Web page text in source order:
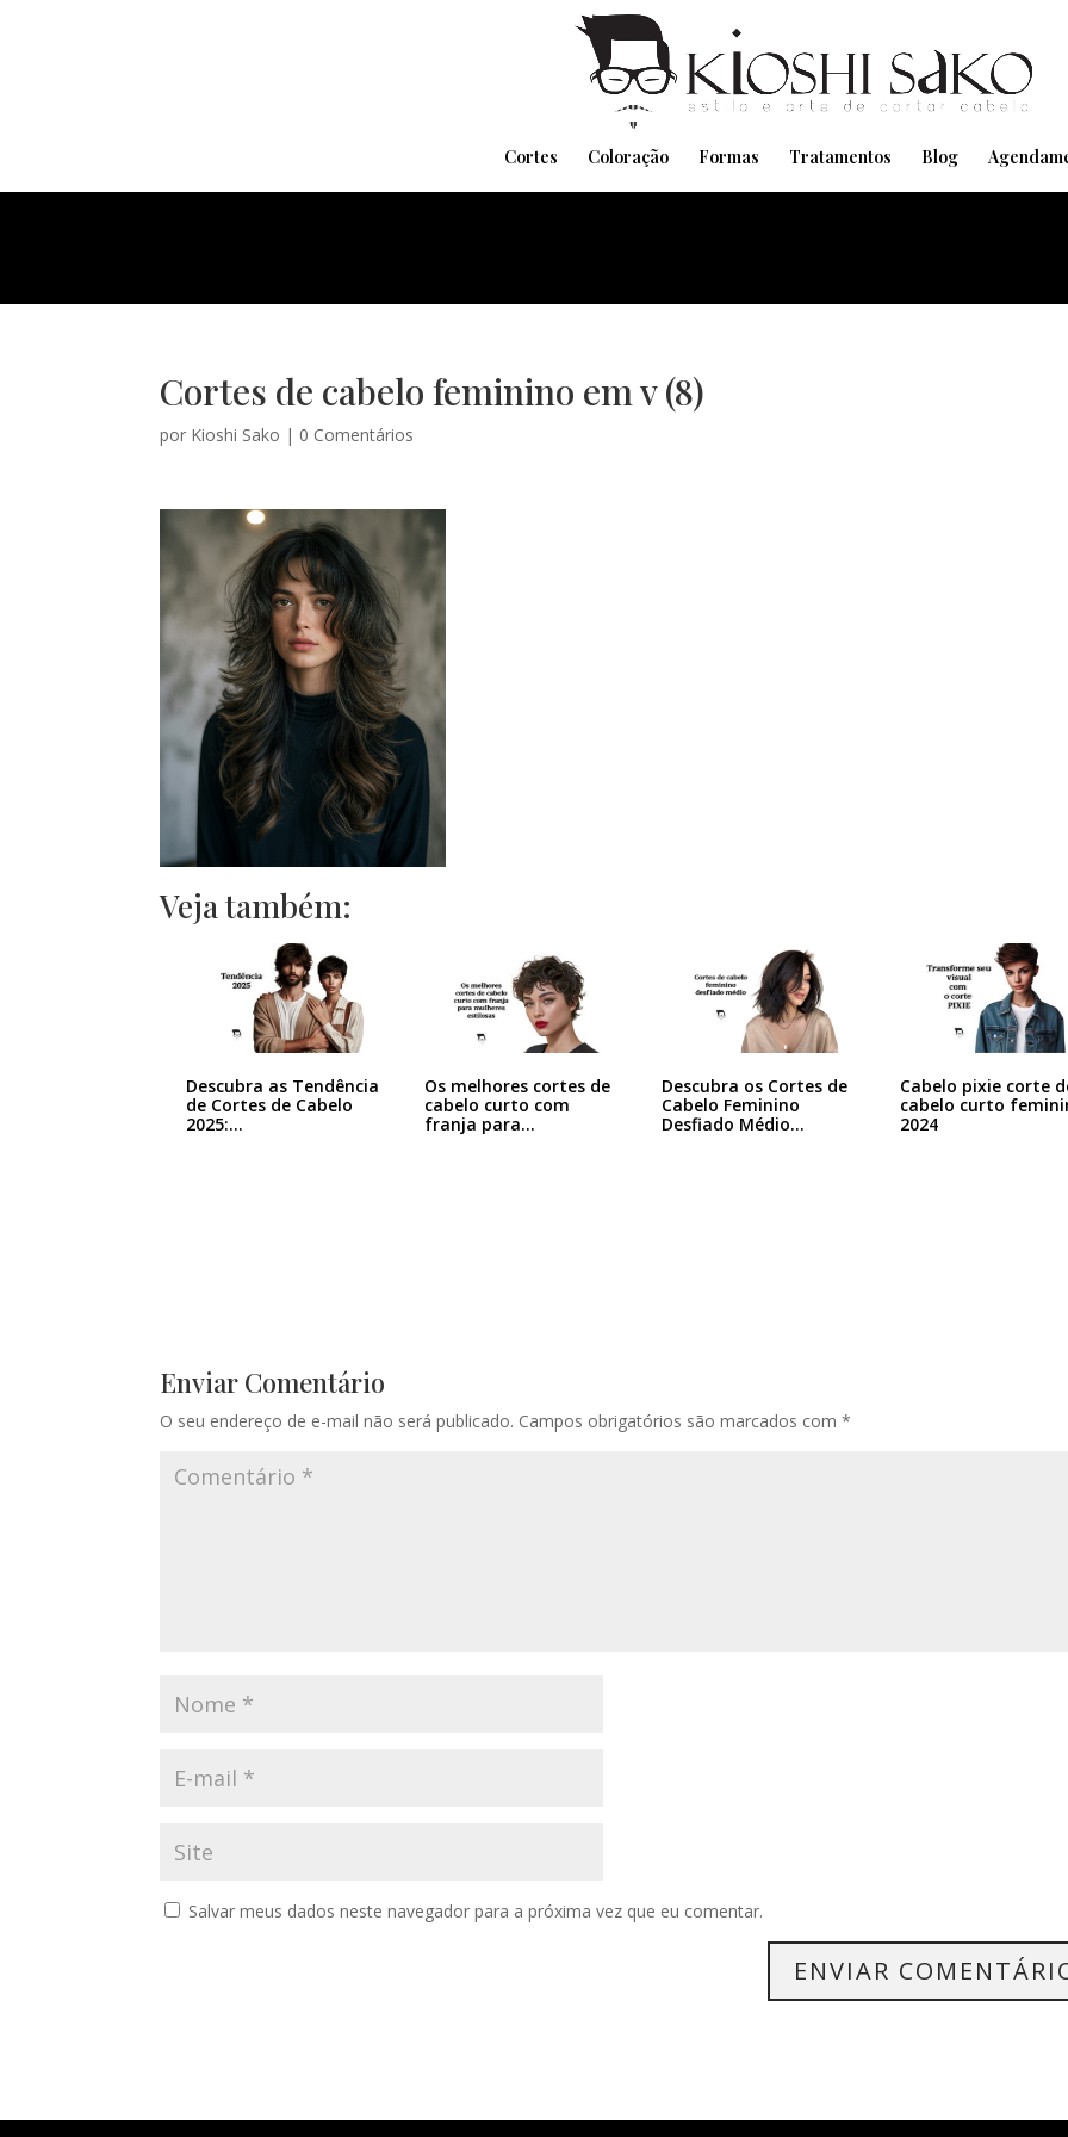
Cortes Coloração Formas Tratamentos Blog
Cortes de cabelo feminino em v (8)
por Kioshi Sako | 0 Comentários
Veja também:
Descubra as Tendência
de Cortes de Cabelo
2025:…
Os melhores cortes de
cabelo curto com
franja para…
Descubra os Cortes de
Cabelo Feminino
Desfiado Médio…
Cabelo pixie corte
cabelo curto
2024
Enviar Comentário
O seu endereço de e-mail não será publicado. Campos obrigatórios são marcados com*
Salvar meus dados neste navegador para a próxima vez que eu comentar.
Pensando em transformar seu Visual??
Agende pelo Whatsapp